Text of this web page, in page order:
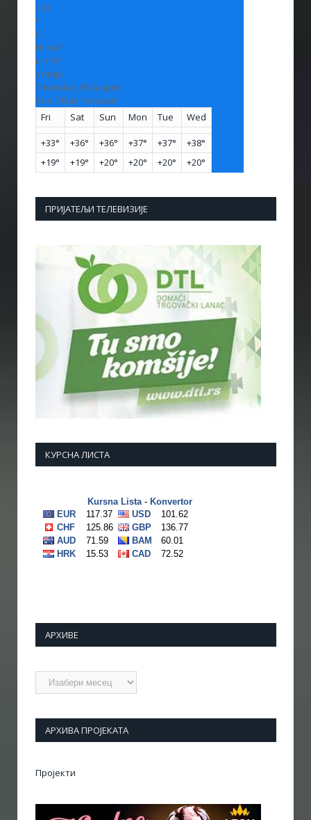
+33
°
C
H: +34°
L: +19°
Vranje
Thursday, 06 August
See 7-Day Forecast
Fri
Sat Sun Mon Tue Wed
+33° +36° +36° +37° +37° +38°
+19° +19° +20° +20° +20° +20°
ПРИЈАТЕЉИ ТЕЛЕВИЗИЈЕ
КУРСНА ЛИСТА
АРХИВЕ
Архиве
АРХИВА ПРОЈЕКАТА
Пројекти